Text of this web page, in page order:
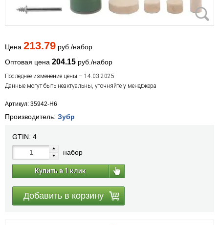
Цена 213.79 руб./набор
Оптовая цена 204.15 руб./набор
Последнее изменение цены – 14.03.2025
Данные могут быть неактуальны, уточняйте у менеджера
Артикул: 35942-H6
Производитель: Зубр
GTIN: 4
набор
Купить в 1 клик
Добавить в корзину